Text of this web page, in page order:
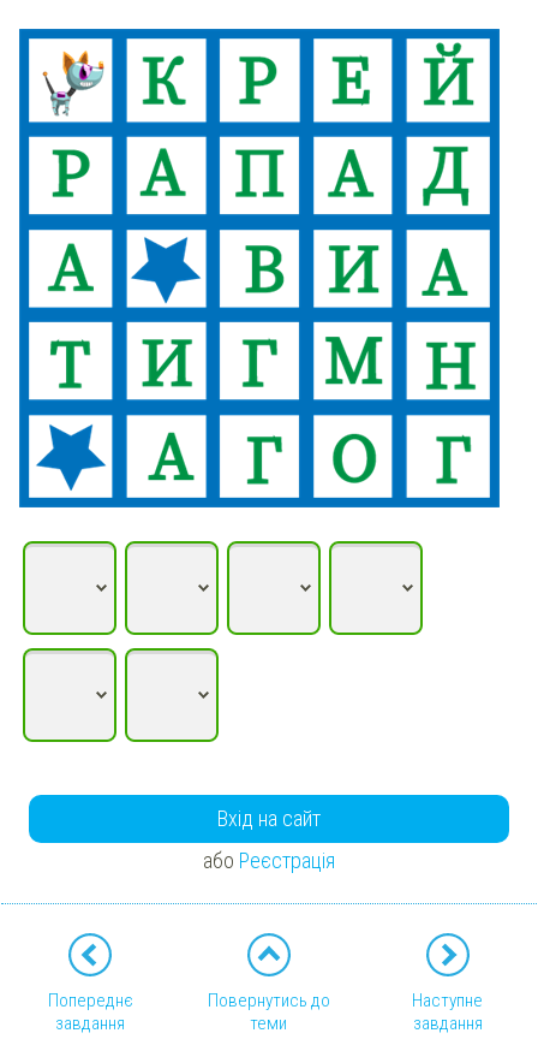
Вхід на сайт
або Реєстрація
Попереднє
завдання
Повернутись до
теми
Наступне
завдання